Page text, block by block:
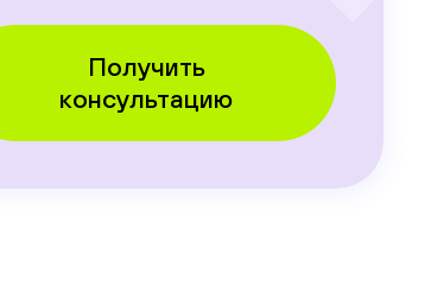
Получить
консультацию